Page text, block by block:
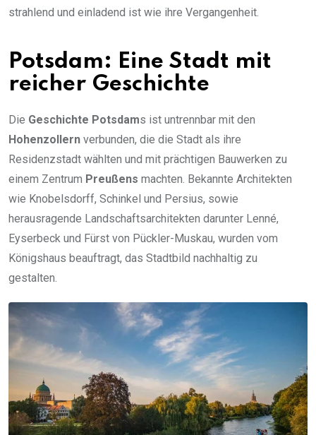
strahlend und einladend ist wie ihre Vergangenheit.
Potsdam: Eine Stadt mit
reicher Geschichte
Die Geschichte Potsdams ist untrennbar mit den
Hohenzollern verbunden, die die Stadt als ihre
Residenzstadt wählten und mit prächtigen Bauwerken zu
einem Zentrum Preußens machten. Bekannte Architekten
wie Knobelsdorff, Schinkel und Persius, sowie
herausragende Landschaftsarchitekten darunter Lenné,
Eyserbeck und Fürst von Pückler-Muskau, wurden vom
Königshaus beauftragt, das Stadtbild nachhaltig zu
gestalten.